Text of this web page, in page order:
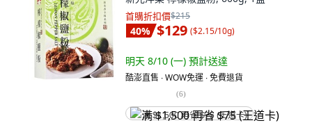
首購折扣價$215
40% $129 ($2.15/10g)
明天 8/10 (一) 預計送達
酷澎直售 ∙ WOW免運 ∙ 免費退貨
(6)
满 $1,500 再省 $75 (王道卡)